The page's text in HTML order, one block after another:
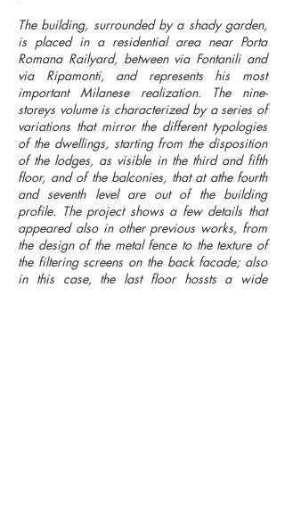
The building, surrounded by a shady garden,
is placed in a residential area near Porta
Romana Railyard, between via Fontanili and
via Ripamonti, and represents his most
important Milanese realization. The nine-
storeys volume is characterized by a series of
variations that mirror the different typologies
of the dwellings, starting from the disposition
of the lodges, as visible in the third and fifth
floor, and of the balconies, that at athe fourth
and seventh level are out of the building
profile. The project shows a few details that
appeared also in other previous works, from
the design of the metal fence to the texture of
the filtering screens on the back facade; also
in this case, the last floor hossts a wide